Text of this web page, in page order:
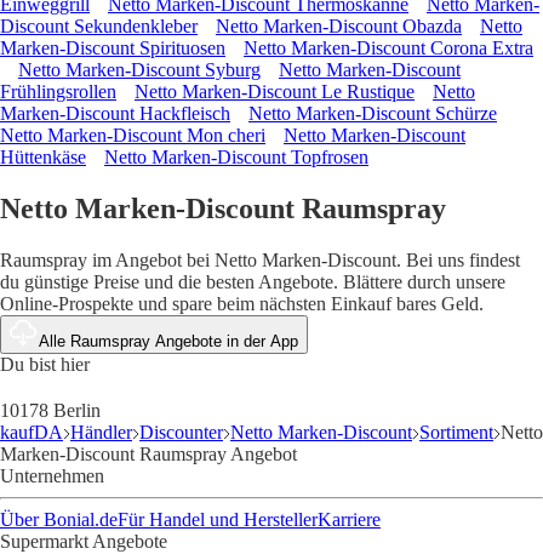
Einweggrill
Netto Marken-Discount Thermoskanne
Netto Marken-
Discount Sekundenkleber
Netto Marken-Discount Obazda
Netto
Marken-Discount Spirituosen
Netto Marken-Discount Corona Extra
Netto Marken-Discount Syburg
Netto Marken-Discount
Frühlingsrollen
Netto Marken-Discount Le Rustique
Netto
Marken-Discount Hackfleisch
Netto Marken-Discount Schürze
Netto Marken-Discount Mon cheri
Netto Marken-Discount
Hüttenkäse
Netto Marken-Discount Topfrosen
Netto Marken-Discount Raumspray
Raumspray im Angebot bei Netto Marken-Discount. Bei uns findest
du günstige Preise und die besten Angebote. Blättere durch unsere
Online-Prospekte und spare beim nächsten Einkauf bares Geld.
Alle Raumspray Angebote in der App
Du bist hier
10178 Berlin
kaufDA Händler Discounter Netto Marken-Discount Sortiment Netto
Marken-Discount Raumspray Angebot
Unternehmen
Über Bonial.deFür Handel und HerstellerKarriere
Supermarkt Angebote